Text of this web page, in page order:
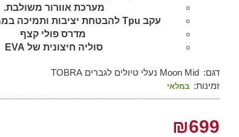
מערכת אוורור משולבת.
עקב Tpu להבטחת יציבות ותמיכה במהלך ההליכה
מדרס פולי קצף
סוליה חיצונית של EVA
דגם: Moon Mid נעלי טיולים לגברים TOBRA
זמינות: במלאי
₪699